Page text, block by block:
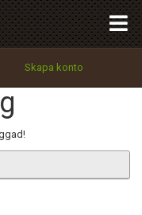
Skapa konto
Tillbaka till förstasidan